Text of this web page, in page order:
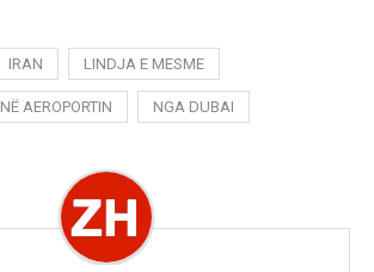
IRAN LINDJA E MESME
NË AEROPORTIN NGA DUBAI